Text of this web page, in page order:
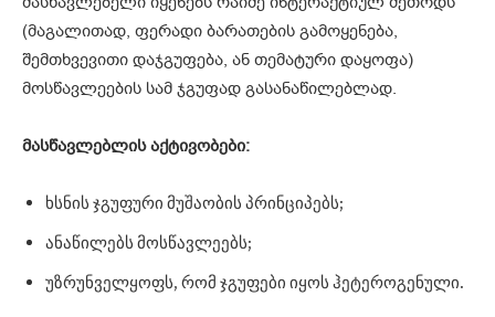
(მაგალითად, ფერადი ბარათების გამოყენება,
შემთხვევითი დაჯგუფება, ან თემატური დაყოფა)
მოსწავლეების სამ ჯგუფად გასანაწილებლად.
მასწავლებლისაქტივობები:
ხსნის ჯგუფური მუშაობის პრინციპებს;
ანაწილებს მოსწავლეებს;
უზრუნველყოფს, რომ ჯგუფები იყოს ჰეტეროგენული.